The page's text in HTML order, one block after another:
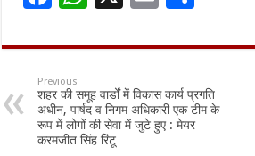
e
b
o
o
at
sA
p
p
ai ar
e
Previous
शहर की समूह वार्डों में विकास कार्य प्रगति
अधीन, पार्षद व निगम अधिकारी एक टीम के
रूप में लोगों की सेवा में जुटे हुए : मेयर
करमजीत सिंह रिंटू